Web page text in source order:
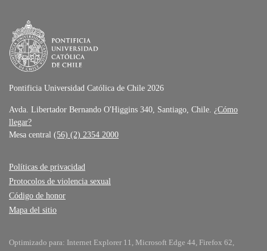
Pontificia Universidad Católica de Chile 2026
Avda. Libertador Bernando O'Higgins 340, Santiago, Chile. ¿Cómo
llegar?
Mesa central (56) (2) 2354 2000
Políticas de privacidad
Protocolos de violencia sexual
Código de honor
Mapa del sitio
Optimizado para: Internet Explorer 11, Microsoft Edge 44, Firefox 62,